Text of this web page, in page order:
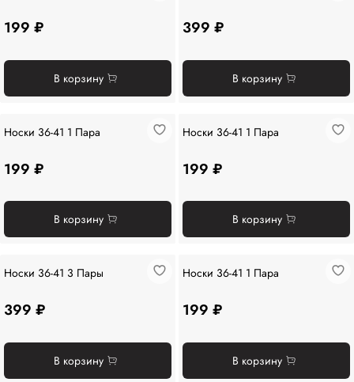
199 ₽
В корзину
399 ₽
В корзину
Носки 36-41 1 Пара
199 ₽
В корзину
Носки 36-41 1 Пара
199 ₽
В корзину
Носки 36-41 3 Пары
399 ₽
В корзину
Носки 36-41 1 Пара
199 ₽
В корзину